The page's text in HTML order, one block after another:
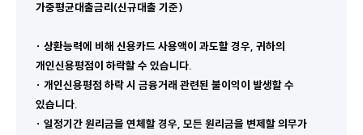
가중평균대출금리 (신규대출 기준)
∙ 상환능력에 비해 신용카드 사용액이 과도할 경우 귀하의
개인신용평점이 하락할 수 있습니다.
∙ 개인신용평점 하락 시 금융거래 관련된 불이익이 발생할 수
있습니다.
∙ 일정기간 원리금을 연체할 경우 모든 원리금을 변제할 의무가